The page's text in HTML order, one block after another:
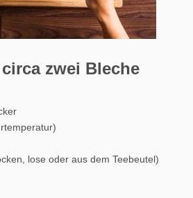
zwei Bleche
lose oder aus dem Teebeutel)